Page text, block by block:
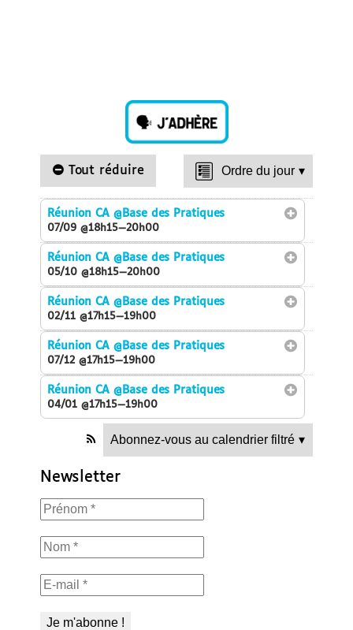
Tout réduire Ordre du jour ▾
Réunion CA@Base des Pratiques
07/09 @18h15—20h00
Réunion CA@Base des Pratiques
05/10 @18h15—20h00
Réunion CA@Base des Pratiques
02/11 @17h15—19h00
Réunion CA@Base des Pratiques
07/12 @17h15—19h00
Réunion CA@Base des Pratiques
04/01 @17h15—19h00
Abonnez-vous au calendrier filtré ▾
Newsletter